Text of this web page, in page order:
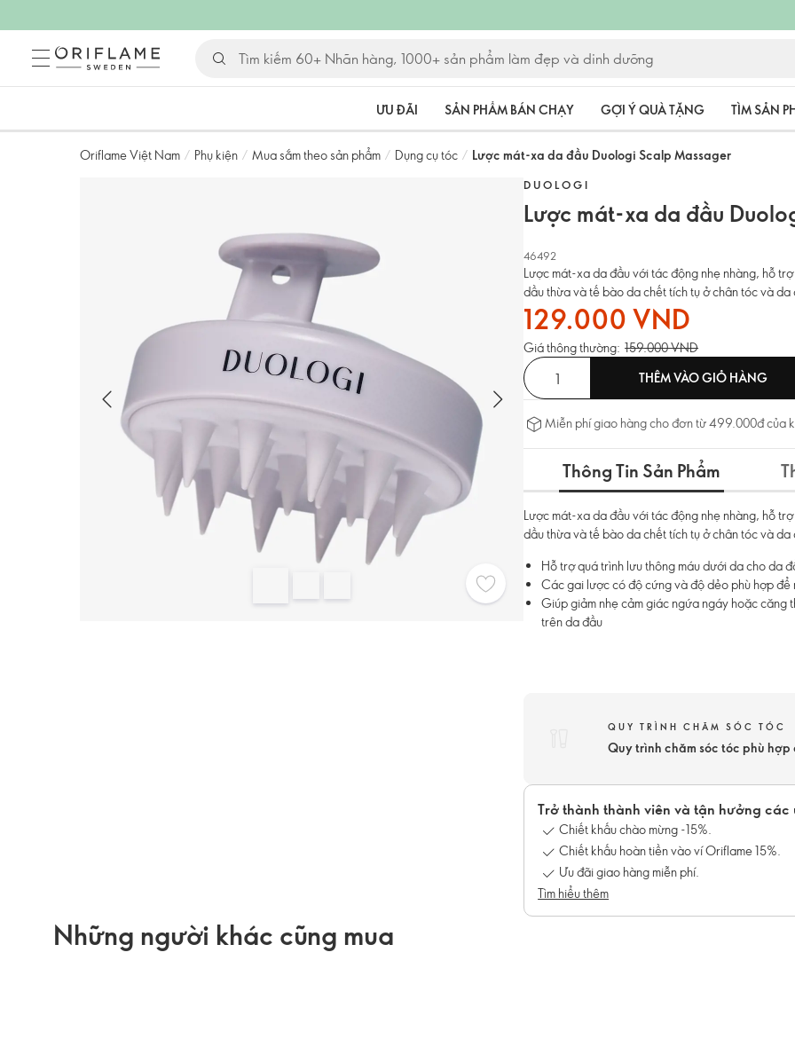
ƯU ĐÃI SẢN PHẨM BÁN CHẠY GỢI Ý QUÀ TẶNG TÌM SẢN
Oriflame Việt Nam / Phụ kiện / Mua sắm theo sản phẩm / Dụng cụ tóc / Lược mát-xa da đầu Duologi Scalp Massager
46492
DUOLOGI
Lược mát-xa da đầu
Lược mát-xa da đầu với tác động nhẹ nhàng, hỗ
dầu thừa và tế bào da chết tích tụ ở chân tóc và
129.000 VND
Giá thông thường: 159.000 VND
THÊM VÀO GIỎ HÀNG
Miễn phí giao hàng cho đơn từ 499.000đ của
Thông Tin Sản Phẩm
Lược mát-xa da đầu với tác động nhẹ nhàng, hỗ
dầu thừa và tế bào da chết tích tụ ở chân tóc và
Hỗ trợ quá trình lưu thông máu dưới da cho da
Các gai lược có độ cứng và độ dẻo phù hợp để
Giúp giảm nhẹ cảm giác ngứa ngáy hoặc căng
trên da đầu
QUY TRÌNH CHĂM SÓC TÓC
Quy trình chăm sóc tóc phù hợp
Trở thành thành viên và tận hưởng các
Chiết khấu chào mừng -15%.
Chiết khấu hoàn tiền vào ví Oriflame 15%.
Ưu đãi giao hàng miễn phí.
Tìm hiểu thêm
Những người khác cũng mua